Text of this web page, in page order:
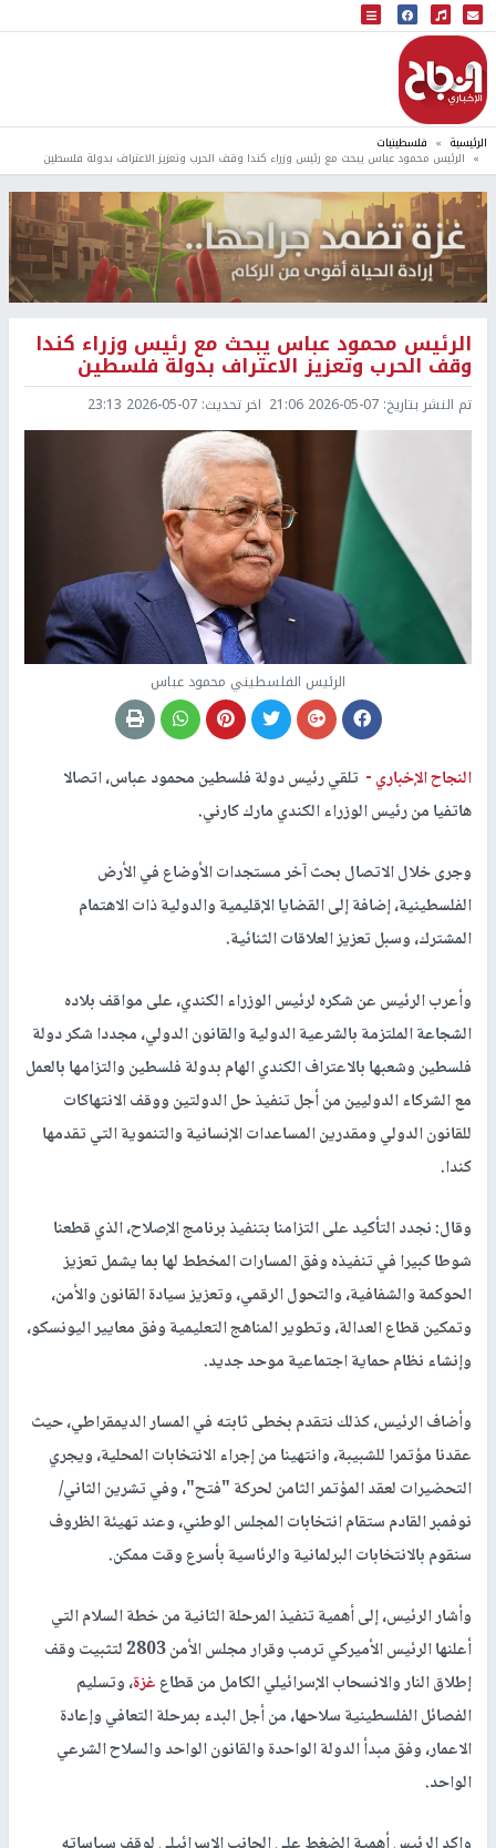
البث المباشر
إذاعة النجاح
الرئيسية فلسطينيات
الرئيس محمود عباس يبحث مع رئيس وزراء كندا وقف الحرب وتعزيز الاعتراف بدولة فلسطين
الرئيس محمود عباس يبحث مع رئيس وزراء كندا
وقف الحرب وتعزيز الاعتراف بدولة فلسطين
تم النشر بتاريخ: 2026-05-07 21:06 اخر تحديث: 2026-05-07 23:13
الرئيس الفلسطيني محمود عباس
النجاح الإخباري - تلقي رئيس دولة فلسطين محمود عباس، اتصالا
هاتفيا من رئيس الوزراء الكندي مارك كارني.
وجرى خلال الاتصال بحث آخر مستجدات الأوضاع في الأرض
الفلسطينية، إضافة إلى القضايا الإقليمية والدولية ذات الاهتمام
المشترك، وسبل تعزيز العلاقات الثنائية.
وأعرب الرئيس عن شكره لرئيس الوزراء الكندي، على مواقف بلاده
الشجاعة الملتزمة بالشرعية الدولية والقانون الدولي، مجددا شكر دولة
فلسطين وشعبها بالاعتراف الكندي الهام بدولة فلسطين والتزامها بالعمل
مع الشركاء الدوليين من أجل تنفيذ حل الدولتين ووقف الانتهاكات
للقانون الدولي ومقدرين المساعدات الإنسانية والتنموية التي تقدمها
كندا.
وقال: نجدد التأكيد على التزامنا بتنفيذ برنامج الإصلاح، الذي قطعنا
شوطا كبيرا في تنفيذه وفق المسارات المخطط لها بما يشمل تعزيز
الحوكمة والشفافية، والتحول الرقمي، وتعزيز سيادة القانون والأمن،
وتمكين قطاع العدالة، وتطوير المناهج التعليمية وفق معايير اليونسكو،
وإنشاء نظام حماية اجتماعية موحد جديد.
وأضاف الرئيس، كذلك نتقدم بخطى ثابته في المسار الديمقراطي، حيث
عقدنا مؤتمرا للشبيبة، وانتهينا من إجراء الانتخابات المحلية، ويجري
التحضيرات لعقد المؤتمر الثامن لحركة "فتح"، وفي تشرين الثاني/
نوفمبر القادم ستقام انتخابات المجلس الوطني، وعند تهيئة الظروف
سنقوم بالانتخابات البرلمانية والرئاسية بأسرع وقت ممكن.
وأشار الرئيس، إلى أهمية تنفيذ المرحلة الثانية من خطة السلام التي
أعلنها الرئيس الأميركي ترمب وقرار مجلس الأمن 2803 لتثبيت وقف
إطلاق النار والانسحاب الإسرائيلي الكامل من قطاعغزة، وتسليم
الفصائل الفلسطينية سلاحها، من أجل البدء بمرحلة التعافي وإعادة
الاعمار، وفق مبدأ الدولة الواحدة والقانون الواحد والسلاح الشرعي
الواحد.